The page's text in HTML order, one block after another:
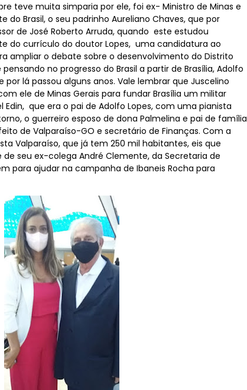
teve muita simparia por ele, foi ex- Ministro de Minas e
do Brasil, o seu padrinho Aureliano Chaves, que por
de José Roberto Arruda, quando este estudou
do currículo do doutor Lopes, uma candidatura ao
ampliar o debate sobre o desenvolvimento do Distrito
no progresso do Brasil a partir de Brasília, Adolfo
por lá passou alguns anos. Vale lembrar que Juscelino
ele de Minas Gerais para fundar Brasília um militar
Edin, que era o pai de Adolfo Lopes, com uma pianista
o guerreiro esposo de dona Palmelina e pai de família
de Valparaíso-GO e secretário de Finanças. Com a
Valparaíso, que já tem 250 mil habitantes, eis que
seu ex-colega André Clemente, da Secretaria de
para ajudar na campanha de Ibaneis Rocha para